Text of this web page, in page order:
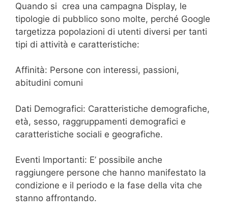
Quando si crea una campagna Display, le
tipologie di pubblico sono molte, perché Google
targetizza popolazioni di utenti diversi per tanti
tipi di attività e caratteristiche:
Affinità: Persone con interessi, passioni,
abitudini comuni
Dati Demografici: Caratteristiche demografiche,
età, sesso, raggruppamenti demografici e
caratteristiche sociali e geografiche.
Eventi Importanti: E’ possibile anche
raggiungere persone che hanno manifestato la
condizione e il periodo e la fase della vita che
stanno affrontando.